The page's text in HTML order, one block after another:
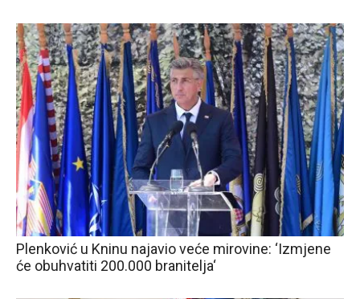
Plenković u Kninu najavio veće mirovine: ‘Izmjene
će obuhvatiti 200.000 branitelja‘